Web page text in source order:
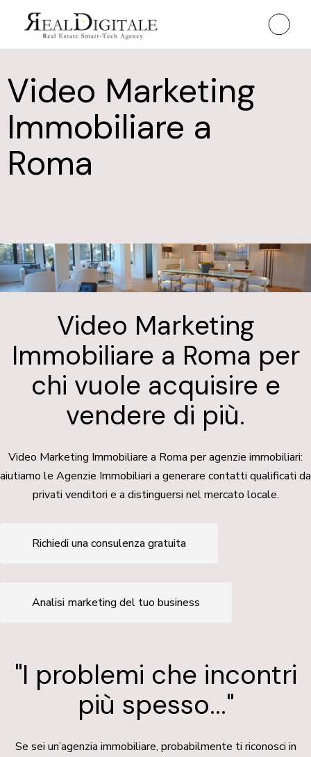
Video Marketing
Immobiliare a
Roma
Video Marketing
Immobiliare a Roma per
chi vuole acquisire e
vendere di più.
Video Marketing Immobiliare a Roma per agenzie immobiliari:
aiutiamo le Agenzie Immobiliari a generare contatti qualificati da
privati venditori e a distinguersi nel mercato locale.
Richiedi una consulenza gratuita
Analisi marketing del tuo business
"I problemi che incontri
più spesso..."
Se sei un’agenzia immobiliare, probabilmente ti riconosci in